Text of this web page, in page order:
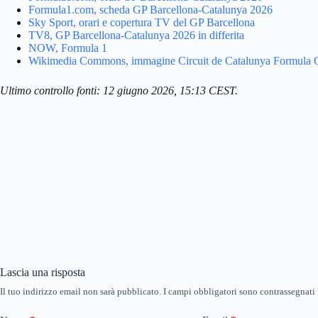
Formula1.com, scheda GP Barcellona-Catalunya 2026
Sky Sport, orari e copertura TV del GP Barcellona
TV8, GP Barcellona-Catalunya 2026 in differita
NOW, Formula 1
Wikimedia Commons, immagine Circuit de Catalunya Formula
Ultimo controllo fonti: 12 giugno 2026, 15:13 CEST.
Lascia una risposta
Il tuo indirizzo email non sarà pubblicato. I campi obbligatori sono contrassegnati